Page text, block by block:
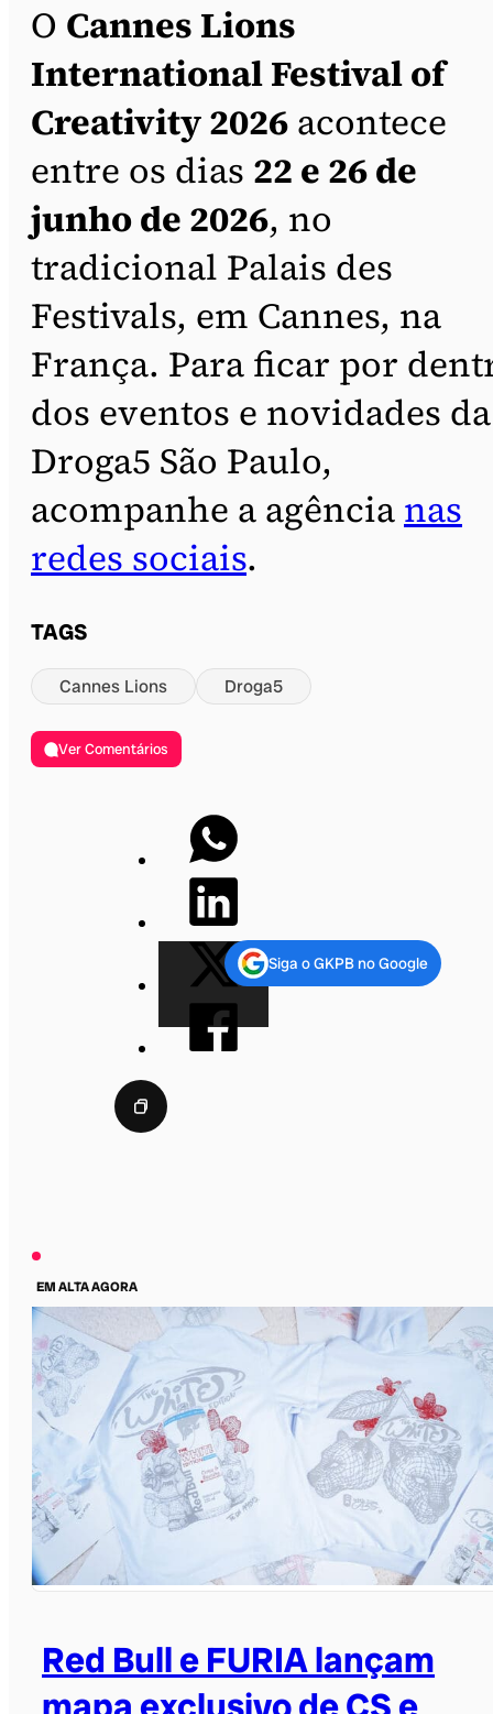
O Cannes Lions
International Festival of
Creativity 2026 acontece
entre os dias 22 e 26 de
junho de 2026, no
tradicional Palais des
Festivals, em Cannes, na
França. Para ficar por
dos eventos e novidades da
Droga5 São Paulo,
acompanhe a agência nas
redes sociais.
TAGS
Cannes Lions Droga5
Ver Comentários
Siga o GKPB no Google
EM ALTA AGORA
Red Bull e FURIA lançam